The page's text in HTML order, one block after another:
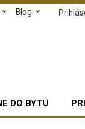
Blog
DO BYTU